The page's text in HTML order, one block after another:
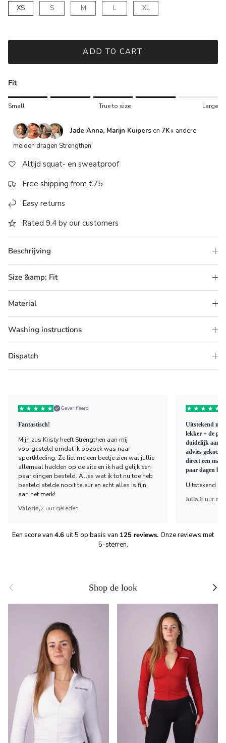
XS S M L XL
ADD TO CART
Fit
Rating of 1 means Small.
Rating of 5 means Large.
The rating of this product for "" is 4.
Small True to size Large
Jade Anna, Marijn Kuipers en 7K+ andere
meiden dragen Strengthen
Altijd squat- en sweatproof
Free shipping from €75
Easy returns
Rated 9.4 by our customers
Beschrijving
Size &amp; Fit
Material
Washing instructions
Dispatch
Geverifieerd
Fantastisch!
Mijn zus Kristy heeft Strengthen aan mij
voorgesteld omdat ik opzoek was naar
sportkleding. Ze liet me een beetje zien wat jullie
allemaal hadden op de site en ik had gelijk een
paar dingen besteld. Alles wat ik tot nu toe heb
besteld stelde nooit teleur en echt alles is fijn
aan het merk!
Valerie,2 uur geleden
Uitstekend
lekker + de
duidelijk
advies gekocht
direct een
paar dagen
Uitstekend
Julia,8 uur
Een score van 4.6 uit 5 op basis van 125 reviews. Onze reviews met
5-sterren.
Previous Shop de look Next